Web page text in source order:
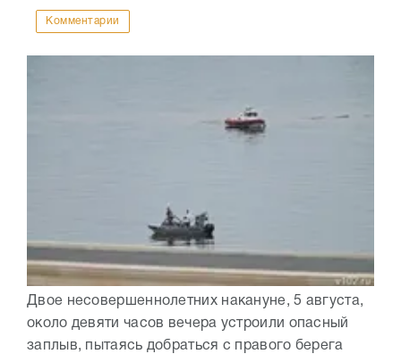
Комментарии
Двое несовершеннолетних накануне, 5 августа,
около девяти часов вечера устроили опасный
заплыв, пытаясь добраться с правого берега